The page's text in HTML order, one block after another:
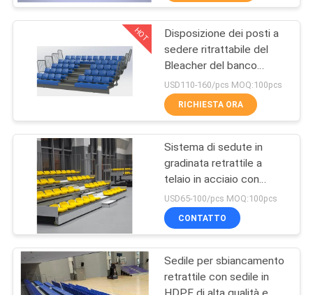
GIRO
DELLA
FABBRICA
DI
QUALITÀ
CONTATTICI
BLOG
RICHIEDA
Disposizione dei
posti a sedere
telescopica del
Bleacher
23
Bleacher di plastica
Seat
HOT
Disposizione dei posti a
sedere ritrattabile del
Bleacher del banco
d'acciaio dell'HDPE Q235
USD110-160/pcs MOQ:100pcs
RICHIESTA ORA
Sistema di sedute in
gradinata retrattile a
telaio in acciaio con
larghezza di scale di 900
mm
USD65-100/pcs MOQ:100pcs
CONTATTO
Sedile per sbiancamento
retrattile con sedile in